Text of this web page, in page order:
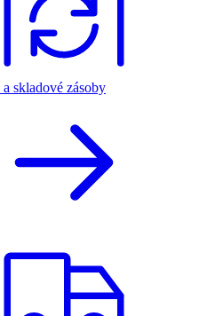
skladové zásoby